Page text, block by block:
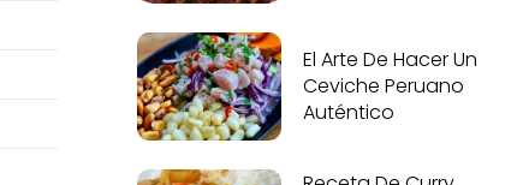
El Arte De Hacer Un
Ceviche Peruano
Auténtico